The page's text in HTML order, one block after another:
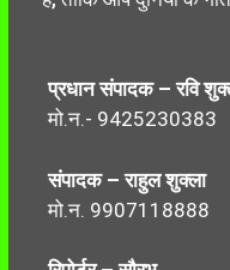
प्रधान संपादक – रवि
मो.न.- 9425230383
संपादक – राहुल शुक्ला
मो.न. 9907118888